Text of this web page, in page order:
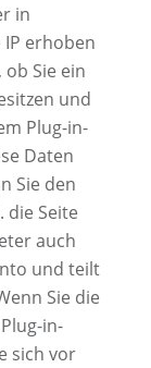
in
erhoben
Sie ein
und
Plug-in-
Daten
Sie den
die Seite
auch
und teilt
Sie die
in-
sich vor